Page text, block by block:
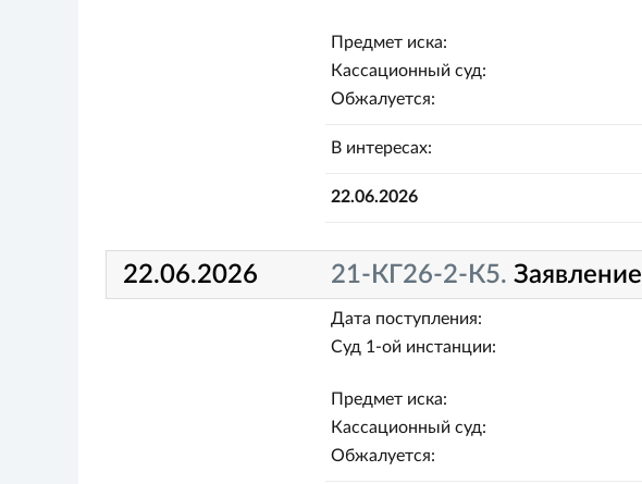
Предмет иска:
Кассационный суд:
Обжалуется:
В интересах:
22.06.2026
22.06.2026 21-КГ26-2-К5.Заявление
Дата поступления:
Суд 1-ой инстанции:
Предмет иска:
Кассационный суд:
Обжалуется: